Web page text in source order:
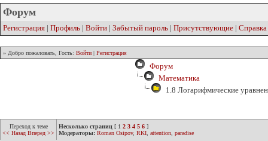
Форум
Регистрация | Профиль | Войти | Забытый пароль | Присутствующие | Справка
» Добро пожаловать, Гость: Войти | Регистрация
Форум
Математика
1.8 Логарифмические
Переход к теме
<< Назад Вперед >>
Несколько страниц [ 1 2 3 4 5 6 ]
Модераторы: Roman Osipov, RKI attention paradise